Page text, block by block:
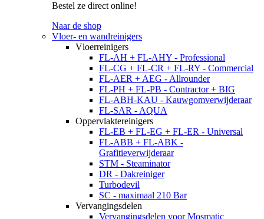
Bestel ze direct online!
Naar de shop
Vloer- en wandreinigers
Vloerreinigers
FL-AH + FL-AHY - Professional
FL-CG + FL-CR + FL-RY - Commercial
FL-AER + AEG - Allrounder
FL-PH + FL-PB - Contractor + BIG
FL-ABH-KAU - Kauwgomverwijderaar
FL-SAR - AQUA
Oppervlaktereinigers
FL-EB + FL-EG + FL-ER - Universal
FL-ABB + FL-ABK -
Grafitieverwijderaar
STM - Steaminator
DR - Dakreiniger
Turbodevil
SC - maximaal 210 Bar
Vervangingsdelen
Vervangingsdelen voor Mosmatic